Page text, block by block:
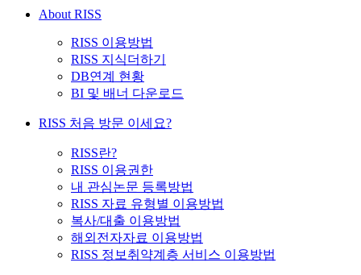
About RISS
RISS 이용방법
RISS 지식더하기
DB연계 현황
BI 및 배너 다운로드
RISS 처음 방문 이세요?
RISS란?
RISS 이용권한
내 관심논문 등록방법
RISS 자료 유형별 이용방법
복사/대출 이용방법
해외전자자료 이용방법
RISS 정보취약계층 서비스 이용방법